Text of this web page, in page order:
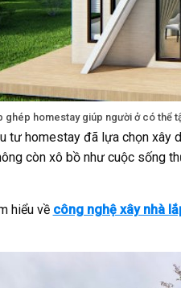
ghép homestay giúp người ở có thể
tư homestay đã lựa chọn xây
còn xô bồ như cuộc sống
hiểu về công nghệ xây nhà